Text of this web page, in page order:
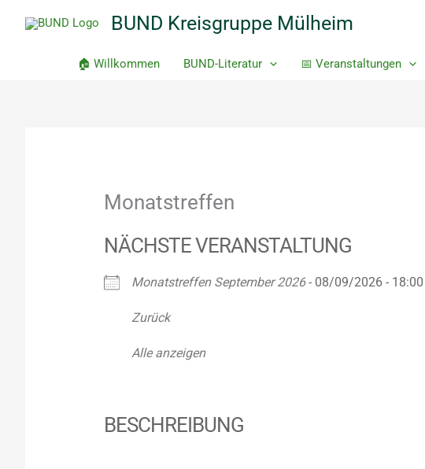
Inhalt
BUND Kreisgruppe Mülheim
🏠 Willkommen BUND-Literatur 📅 Veranstaltungen
Monatstreffen
NÄCHSTE VERANSTALTUNG
Monatstreffen September 2026- 08/09/2026 - 18:00
Zurück
Alle anzeigen
BESCHREIBUNG